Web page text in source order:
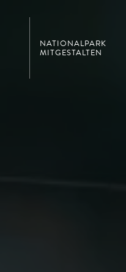
NATIONALPARK
MITGESTALTEN